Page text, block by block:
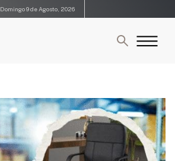
Domingo 9 de Agosto, 2026